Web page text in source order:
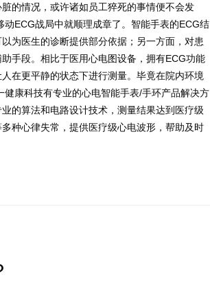
的情况，或许诸如员工猝死的事情便不会发
ECG战局中就顺理成章了。智能手表的ECG结
为医生的诊断提供部分依据；另一方面，对患
手段。相比于医用心电图设备，拥有ECG功能
在更平静的状态下进行测量。毕竟在院内环境
康科技有专业的心电智能手表/手环产品解决方
的算法和电路设计技术，测量结果达到医疗级
种心律失常，提供医疗级心电波形，帮助及时